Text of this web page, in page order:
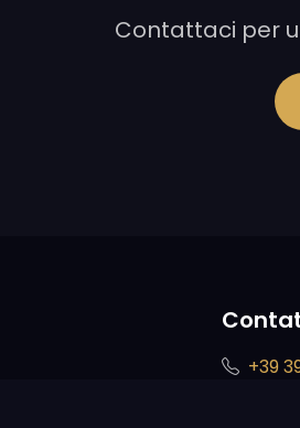
Contattaci per
+39